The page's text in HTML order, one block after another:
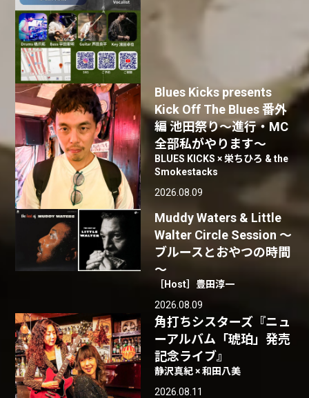
Blues Kicks presents
Kick Off The Blues 番外
編 池田祭り〜進行・MC
全部私がやります〜
BLUES KICKS × 栄ちひろ & the
Smokestacks
2026.08.09
Muddy Waters & Little
Walter Circle Session ～
ブルースとおやつの時間
～
［Host］豊田淳一
2026.08.09
角打ちシスターズ『ニュ
ーアルバム「琥珀」発売
記念ライブ』
静沢真紀 × 和田八美
2026.08.11